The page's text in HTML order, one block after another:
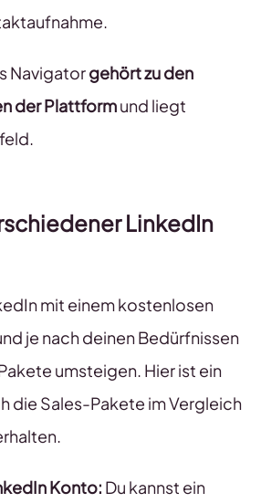
Navigatorgehört zu den
der Plattformund liegt
LinkedIn
mit einem kostenlosen
je nach deinen Bedürfnissen
umsteigen. Hier ist ein
die Sales-Pakete im Vergleich
Konto: Du kannst ein